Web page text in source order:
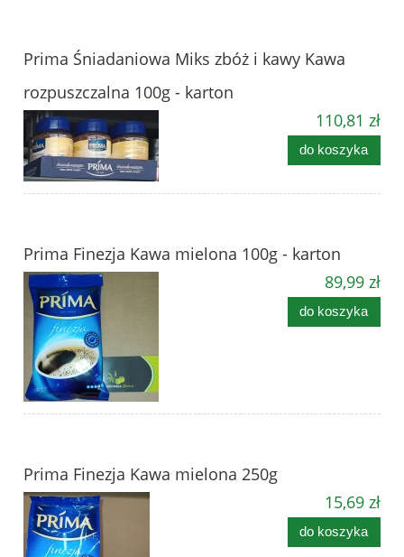
Prima Śniadaniowa Miks zbóż i kawy Kawa
rozpuszczalna 100g - karton
110,81 zł
do koszyka
Prima Finezja Kawa mielona 100g - karton
89,99 zł
do koszyka
Prima Finezja Kawa mielona 250g
15,69 zł
do koszyka